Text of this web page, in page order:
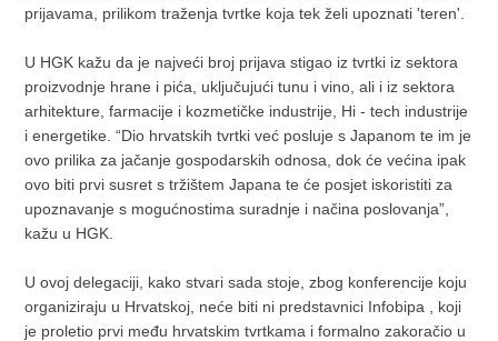
prijavama, prilikom traženja tvrtke koja tek želi upoznati 'teren'.
U HGK kažu da je najveći broj prijava stigao iz tvrtki iz sektora
proizvodnje hrane i pića, uključujući tunu i vino, ali i iz sektora
arhitekture, farmacije i kozmetičke industrije, Hi - tech industrije
i energetike. “Dio hrvatskih tvrtki već posluje s Japanom te im je
ovo prilika za jačanje gospodarskih odnosa, dok će većina ipak
ovo biti prvi susret s tržištem Japana te će posjet iskoristiti za
upoznavanje s mogućnostima suradnje i načina poslovanja”,
kažu u HGK.
U ovoj delegaciji, kako stvari sada stoje, zbog konferencije koju
organiziraju u Hrvatskoj, neće biti ni predstavnici Infobipa , koji
je proletio prvi među hrvatskim tvrtkama i formalno zakoračio u